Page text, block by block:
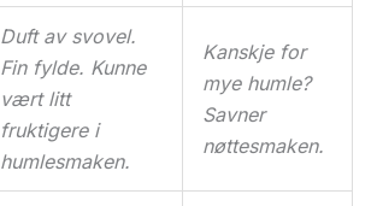
Duft av svovel.
Fin fylde. Kunne
vært litt
fruktigere i
humlesmaken.
Kanskje for
mye humle?
Savner
nøttesmaken.